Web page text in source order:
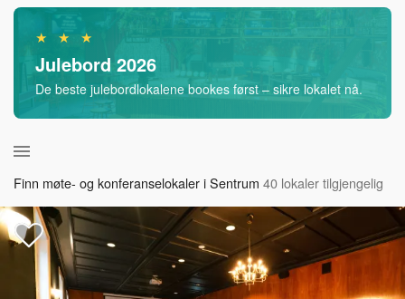
★ ★ ★
Julebord 2026
De beste julebordlokalene bookes først – sikre lokalet nå.
Finn møte- og konferanselokaler i Sentrum 40 lokaler tilgjengelig